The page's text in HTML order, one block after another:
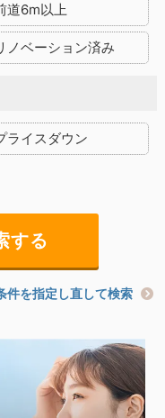
道6m以上
ノベーション済み
ライスダウン
件を指定し直して検索